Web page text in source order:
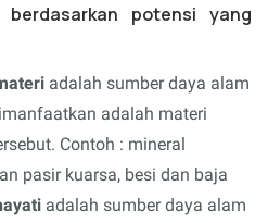
potensi yang
adalah sumber daya alam
adalah materi
Contoh : mineral
pasir kuarsa, besi dan baja
adalah sumber daya alam